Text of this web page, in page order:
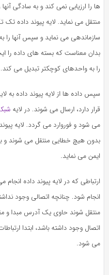
را ارزیابی نمی کند و به سادگی آنها را
می نماید. لایه پیوند داده تک تک
می نماید و سپس آنها را به
معناست که بسته های داده را ایجاد
به واحدهای کوچکتر تبدیل می کند.
داده ها از لایه پیوند داده به لایه
دارد، ارسال می شوند. در لایه شبکه،
شود و فوروارد می گردد. لایه پیوند
هیچ خطایی منتقل می شوند و
می نماید.
که در لایه پیوند داده انجام می
شود. چنانچه اتصالی وجود نداشته
شوند حاوی یک آدرس مبدا و مقصد
وجود داشته باشد، ابتدا ارتباطات
شود.